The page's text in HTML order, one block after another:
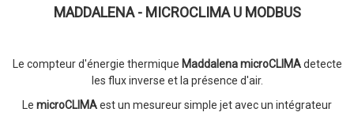
MADDALENA - MICROCLIMA U MODBUS
Le compteur d'énergie thermique Maddalena microCLIMAdetecte
les flux inverse et la présence d'air.
Le microCLIMAest un mesureur simple jet avec un intégrateur